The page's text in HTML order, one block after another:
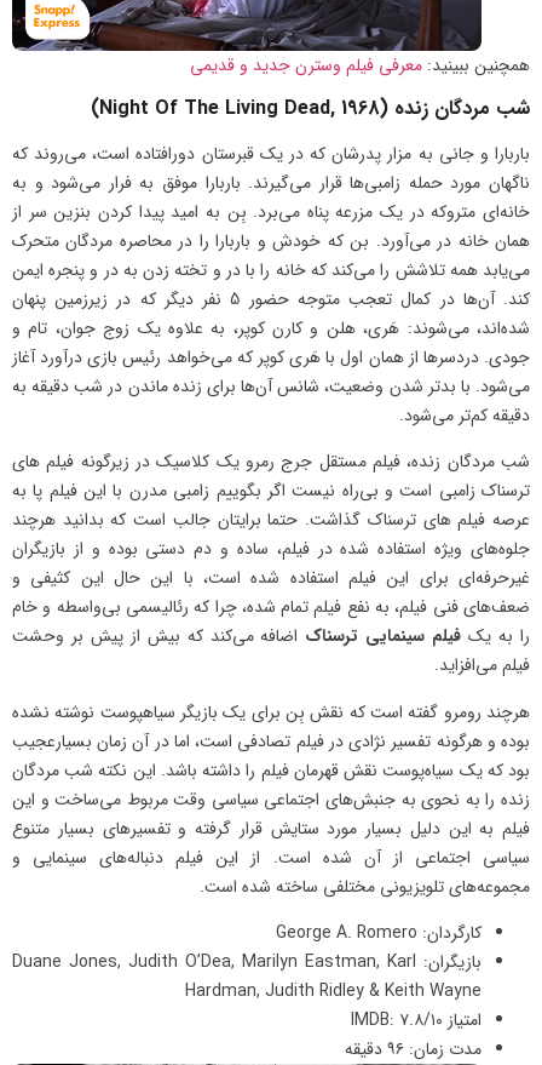
همچنین ببینید: معرفی فیلم وسترن جدید و قدیمی
شب مردگان زنده (Night Of The Living Dead, 1968)
باربارا و جانی به مزار پدرشان که در یک قبرستان دورافتاده است، می‌روند که
ناگهان مورد حمله زامبی‌ها قرار می‌گیرند. باربارا موفق به فرار می‌شود و به
خانه‌ای متروکه در یک مزرعه پناه می‌برد. بِن به امید پیدا کردن بنزین سر از
همان خانه در می‌آورد. بن که خودش و باربارا را در محاصره مردگان متحرک
می‌یابد همه‌ تلاشش را می‌کند که خانه را با در و تخته زدن به در و پنجره ایمن
کند. آن‌ها در کمال تعجب متوجه حضور 5 نفر دیگر که در زیرزمین پنهان
شده‌اند، می‌شوند: هَری، هلن و کارن کوپر، به علاوه‌ یک زوج جوان، تام و
جودی. دردسرها از همان اول با هَری کوپر که می‌خواهد رئیس بازی درآورد آغاز
می‌شود. با بدتر شدن وضعیت، شانس آن‌ها برای زنده ماندن در شب دقیقه به
دقیقه کم‌تر می‌شود.
شب مردگان زنده، فیلم مستقل جرج رمرو یک کلاسیک در زیرگونه‌ فیلم های
ترسناک زامبی است و بی‌راه نیست اگر بگوییم زامبی مدرن با این فیلم پا به
عرصه‌ فیلم های ترسناک گذاشت. حتما برایتان جالب است که بدانید هرچند
جلوه‌های ویژه استفاده شده در فیلم، ساده و دم دستی بوده و از بازیگران
غیر‌حرفه‌ای برای این فیلم استفاده شده است، با این حال این کثیفی و
ضعف‌های فنی فیلم، به نفع فیلم تمام شده، چرا که رئالیسمی بی‌واسطه و خام
را به یک فیلم سینمایی ترسناک اضافه می‌کند که بیش از پیش بر وحشت
فیلم می‌افزاید.
هرچند رومرو گفته است که نقش بِن برای یک بازیگر سیاهپوست نوشته نشده
بوده و هرگونه تفسیر نژادی در فیلم تصادفی است، اما در آن زمان بسیارعجیب
بود که یک سیاه‌پوست نقش قهرمان فیلم را داشته باشد. این نکته‌ شب مردگان
زنده را به نحوی به جنبش‌های اجتماعی سیاسی وقت مربوط می‌ساخت و این
فیلم به این دلیل بسیار مورد ستایش قرار ‌گرفته و تفسیرهای بسیار متنوع
سیاسی اجتماعی از آن شده است. از این فیلم دنباله‌های سینمایی و
مجموعه‌های تلویزیونی مختلفی ساخته شده است.
کارگردان: George A. Romero
بازیگران: Duane Jones, Judith O’Dea, Marilyn Eastman, Karl
Hardman, Judith Ridley & Keith Wayne
امتیاز IMDB: ۷.۸/۱۰
مدت زمان: ۹۶ دقیقه